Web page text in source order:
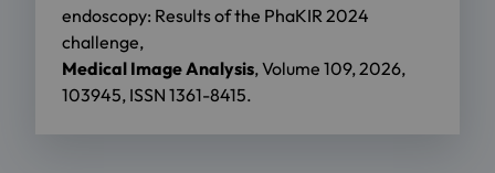
endoscopy: Results of the PhaKIR 2024
challenge,
Medical Image Analysis, Volume 109, 2026,
103945, ISSN 1361-8415.